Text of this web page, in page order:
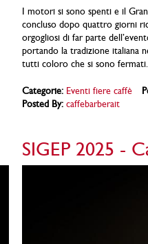
I motori si sono spenti e il
concluso dopo quattro giorni
orgogliosi di far parte
portando la tradizione italiana
tutti coloro che si sono
Categorie: Eventi fiere caffè
Posted By: caffebarberait
SIGEP 2025 -